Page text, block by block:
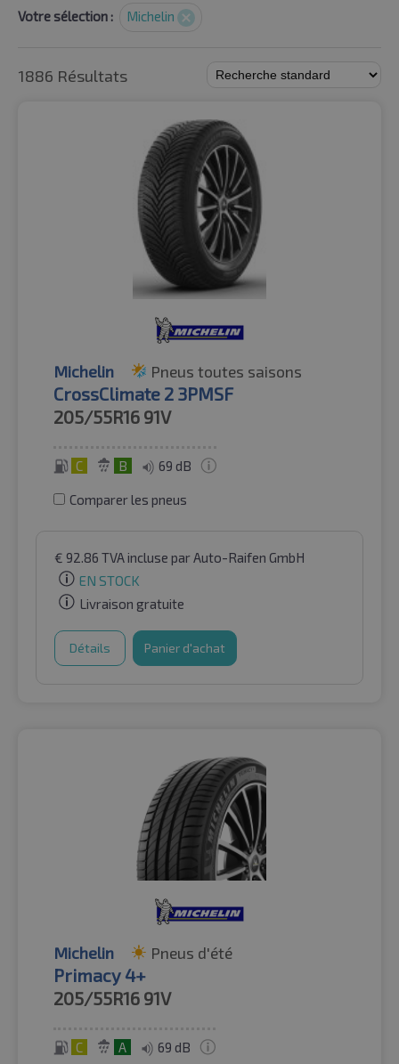
Votre sélection : Michelin
1886 Résultats
Michelin Pneus toutes saisons
CrossClimate 2 3PMSF
205/55R16 91V
C B 69 dB
Comparer les pneus
€ 92.86 TVA incluse par Auto-Raifen GmbH
EN STOCK
Livraison gratuite
Détails Panier d'achat
Michelin Pneus d'été
Primacy 4+
205/55R16 91V
C A 69 dB